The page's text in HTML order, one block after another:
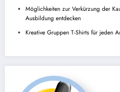
Möglichkeiten zur Verkürzung der
Ausbildung entdecken
Kreative Gruppen T-Shirts für jeden